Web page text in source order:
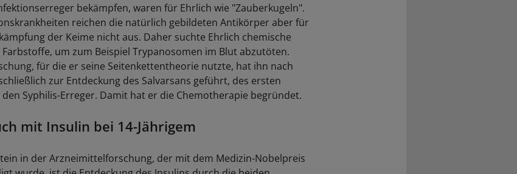
bekämpfen, waren für Ehrlich wie "Zauberkugeln".
reichen die natürlich gebildeten Antikörper aber für
der Keime nicht aus. Daher suchte Ehrlich chemische
um zum Beispiel Trypanosomen im Blut abzutöten.
für die er seine Seitenkettentheorie nutzte, hat ihn nach
zur Entdeckung des Salvarsans geführt, des ersten
Syphilis-Erreger. Damit hat er die Chemotherapie begründet.
mit Insulin bei 14-Jährigem
in der Arzneimittelforschung, der mit dem Medizin-Nobelpreis